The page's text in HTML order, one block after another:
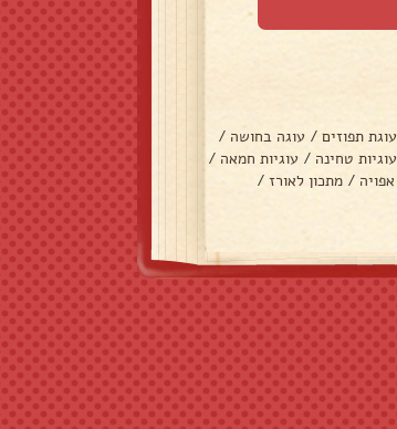
עוגת תפוזים / עוגה בחושה /
עוגיות טחינה / עוגיות חמאה /
/ מתכון לאורז /